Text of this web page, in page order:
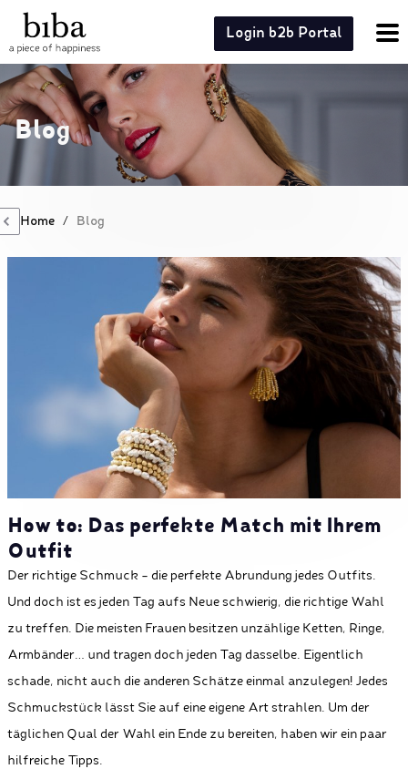
Login b2b Portal
Blog
Home / Blog
How to: Das perfekte Match mit Ihrem
Outfit
Der richtige Schmuck - die perfekte Abrundung jedes Outfits.
Und doch ist es jeden Tag aufs Neue schwierig, die richtige Wahl
zu treffen. Die meisten Frauen besitzen unzählige Ketten, Ringe,
Armbänder… und tragen doch jeden Tag dasselbe. Eigentlich
schade, nicht auch die anderen Schätze einmal anzulegen! Jedes
Schmuckstück lässt Sie auf eine eigene Art strahlen. Um der
täglichen Qual der Wahl ein Ende zu bereiten, haben wir ein paar
hilfreiche Tipps.